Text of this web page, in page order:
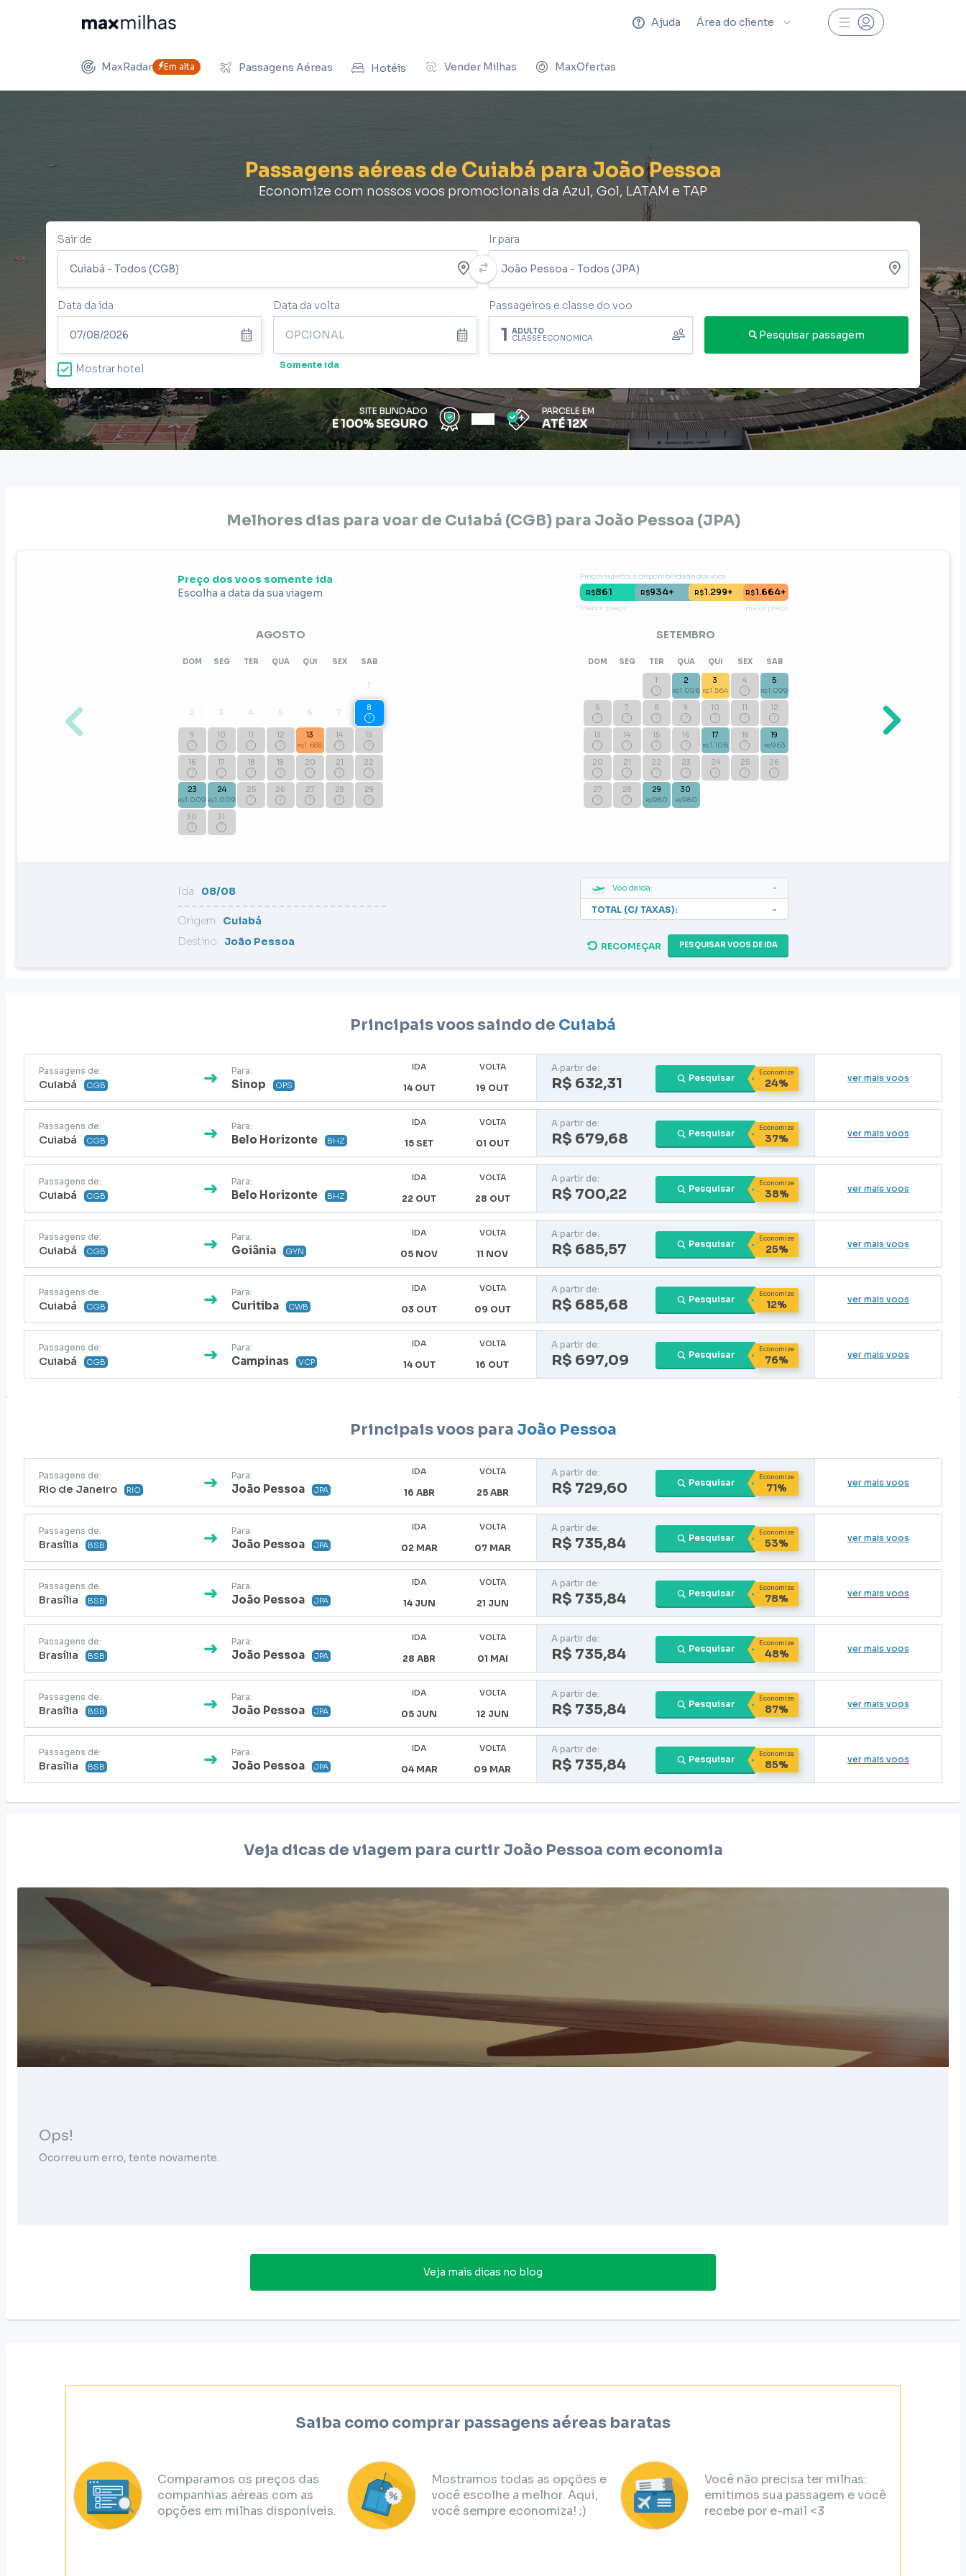
Ajuda Área do cliente
MaxRadar Em alta Passagens Aéreas Hotéis Vender Milhas MaxOfertas
Passagens aéreas de Cuiabá para João Pessoa
Economize com nossos voos promocionais da Azul, Gol, LATAM e TAP
Sair de Ir para
Data da ida Data da volta
Somente ida
Mostrar hotel
Passageiros e classe do voo
1 ADULTO
CLASSE ECONÔMICA Pesquisar passagem
SITE BLINDADO
E 100% SEGURO
PARCELE EM
ATÉ 12X
Melhores dias para voar de Cuiabá (CGB)para João Pessoa (JPA)
Preço dos voos somente ida
Escolha a data da sua viagem
Preços sujeitos à disponibilidade dos voos
R$861 R$934+ R$1.299+ R$1.664+
menor preço maior preço
AGOSTO
DOM SEG TER QUA QUI SEX SAB
1
2 3 4 5 6 7
8
?
9
?
10
?
11
?
12
?
13
R$1.688
14
?
15
?
16
?
17
?
18
?
19
?
20
?
21
?
22
?
23
R$1.009
24
R$1.009
25
?
26
?
27
?
28
?
29
?
30
?
31
?
SETEMBRO
DOM SEG TER QUA QUI SEX
SAB
1
?
2
R$1.096
3
R$1.564
4
?
5
R$1.099
6
?
7
?
8
?
9
?
10
?
11
?
12
?
13
?
14
?
15
?
16
?
17
R$1.106
18
?
19
R$963
20
?
21
?
22
?
23
?
24
?
25
?
26
?
27
?
28
?
29
R$980
30
R$980
Ida 08/08
Origem
Cuiabá
Destino
João Pessoa
Voo de ida: -
TOTAL (C/ TAXAS): -
PESQUISAR VOOS DE IDA
RECOMEÇAR
Principais voos saindo de Cuiabá
Passagens de:
Cuiabá CGB
Para:
Sinop OPS
IDA
14 OUT
VOLTA
19 OUT
A partir de:
R$ 632,31 Pesquisar
Economize
24% ver mais voos
Passagens de:
Cuiabá CGB
Para:
Belo Horizonte BHZ
IDA
15 SET
VOLTA
01 OUT
A partir de:
R$ 679,68 Pesquisar
Economize
37% ver mais voos
Passagens de:
Cuiabá CGB
Para:
Belo Horizonte BHZ
IDA
22 OUT
VOLTA
28 OUT
A partir de:
R$ 700,22 Pesquisar
Economize
38% ver mais voos
Passagens de:
Cuiabá CGB
Para:
Goiânia GYN
IDA
05 NOV
VOLTA
11 NOV
A partir de:
R$ 685,57 Pesquisar
Economize
25% ver mais voos
Passagens de:
Cuiabá CGB
Para:
Curitiba CWB
IDA
03 OUT
VOLTA
09 OUT
A partir de:
R$ 685,68 Pesquisar
Economize
12% ver mais voos
Passagens de:
Cuiabá CGB
Para:
Campinas VCP
IDA
14 OUT
VOLTA
16 OUT
A partir de:
R$ 697,09 Pesquisar
Economize
76% ver mais voos
Principais voos para João Pessoa
Passagens de:
Rio de Janeiro RIO
Para:
João Pessoa JPA
IDA
16 ABR
VOLTA
25 ABR
A partir de:
R$ 729,60 Pesquisar
Economize
71% ver mais voos
Passagens de:
Brasília BSB
Para:
João Pessoa JPA
IDA
02 MAR
VOLTA
07 MAR
A partir de:
R$ 735,84 Pesquisar
Economize
53% ver mais voos
Passagens de:
Brasília BSB
Para:
João Pessoa JPA
IDA
14 JUN
VOLTA
21 JUN
A partir de:
R$ 735,84 Pesquisar
Economize
78% ver mais voos
Passagens de:
Brasília BSB
Para:
João Pessoa JPA
IDA
28 ABR
VOLTA
01 MAI
A partir de:
R$ 735,84 Pesquisar
Economize
48% ver mais voos
Passagens de:
Brasília BSB
Para:
João Pessoa JPA
IDA
05 JUN
VOLTA
12 JUN
A partir de:
R$ 735,84 Pesquisar
Economize
87% ver mais voos
Passagens de:
Brasília BSB
Para:
João Pessoa JPA
IDA
04 MAR
VOLTA
09 MAR
A partir de:
R$ 735,84 Pesquisar
Economize
85% ver mais voos
Veja dicas de viagem para curtir João Pessoa com economia
Ops!
Ocorreu um erro, tente novamente.
Veja mais dicas no blog
Saiba como comprar passagens aéreas baratas
Comparamos os preços das
companhias aéreas com as
opções em milhas disponíveis.
Mostramos todas as opções e
você escolhe a melhor. Aqui,
você sempre economiza! ;)
Você não precisa ter milhas:
emitimos sua passagem e você
recebe por e-mail <3